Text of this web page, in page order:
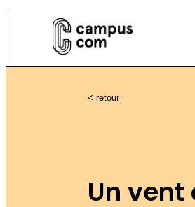
< retour
Un vent